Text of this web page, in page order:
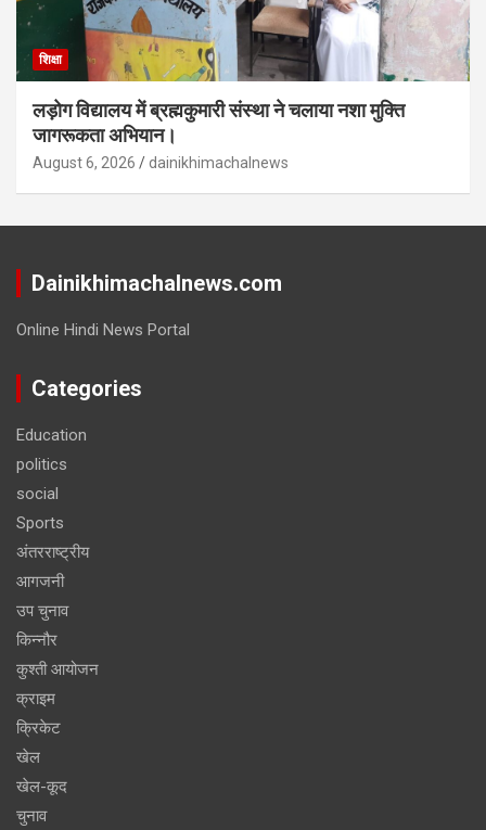
शिक्षा
लड़ोग विद्यालय में ब्रह्मकुमारी संस्था ने चलाया नशा मुक्ति
जागरूकता अभियान।
August 6, 2026 dainikhimachalnews
Dainikhimachalnews.com
Online Hindi News Portal
Categories
Education
politics
social
Sports
अंतरराष्ट्रीय
आगजनी
उप चुनाव
किन्नौर
कुश्ती आयोजन
क्राइम
क्रिकेट
खेल
खेल-कूद
चुनाव